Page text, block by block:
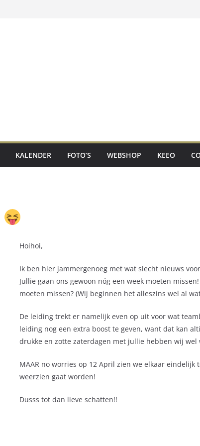
KALENDER FOTO’S WEBSHOP KEEO
Hoihoi,
Ik ben hier jammergenoeg met wat slecht nieuws
Jullie gaan ons gewoon nóg een week moeten
moeten missen? (Wij beginnen het alleszins wel al
De leiding trekt er namelijk even op uit voor wat
leiding nog een extra boost te geven, want dat kan
drukke en zotte zaterdagen met jullie hebben wij
MAAR no worries op 12 April zien we elkaar
weerzien gaat worden!
Dusss tot dan lieve schatten!!